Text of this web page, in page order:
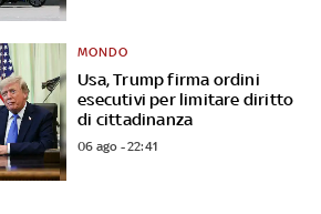
Usa, Trump firma ordini
esecutivi per limitare diritto
di cittadinanza
MONDO
06 ago - 22:41